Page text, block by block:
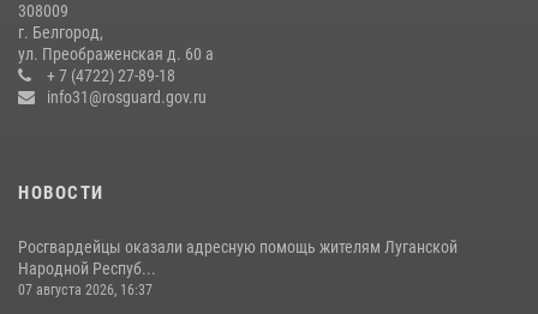
Белгородские росгвардейцы задержали рецидивиста за попытку
кражи из магазина
14 июля 2026, 07:13
308009
г. Белгород,
ул. Преображенская д. 60 а
+ 7 (4722) 27-89-18
info31@rosguard.gov.ru
НОВОСТИ
Росгвардейцы оказали адресную помощь жителям Луганской
Народной Респуб...
07 августа 2026, 16:37